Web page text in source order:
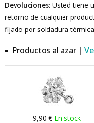
Devoluciones: Usted tiene
retorno de cualquier
fijado por soldadura
Productos al azar |
9,90 € En stock